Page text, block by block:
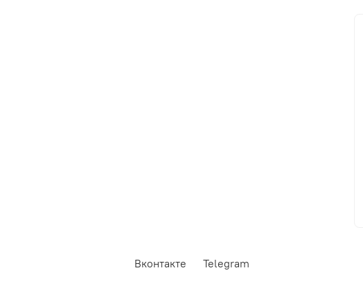
Вконтакте Telegram